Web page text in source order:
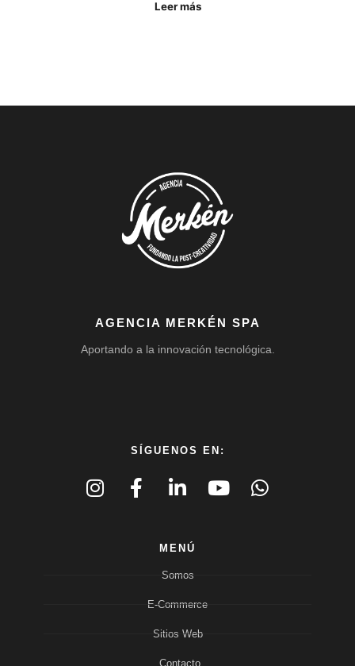
Leer más
AGENCIA MERKÉN SPA
Aportando a la innovación tecnológica.
SÍGUENOS EN:
MENÚ
Somos
E-Commerce
Sitios Web
Contacto